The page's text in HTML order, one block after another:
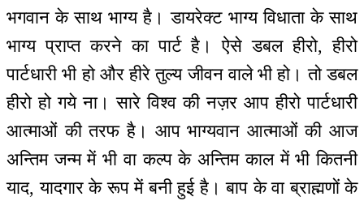
भगवान के साथ भाग्य है। डायरेक्ट भाग्य विधाता के साथ
भाग्य प्राप्त करने का पार्ट है। ऐसे डबल हीरो, हीरो
पार्टधारी भी हो और हीरे तुल्य जीवन वाले भी हो। तो डबल
हीरो हो गये ना। सारे विश्व की नज़र आप हीरो पार्टधारी
आत्माओं की तरफ है। आप भाग्यवान आत्माओं की आज
अन्तिम जन्म में भी वा कल्प के अन्तिम काल में भी कितनी
याद, यादगार के रूप में बनी हुई है। बाप के वा ब्राह्मणों के